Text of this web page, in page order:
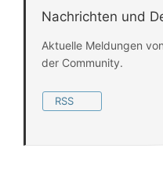
Nachrichten und
Aktuelle Meldungen
der Community.
RSS